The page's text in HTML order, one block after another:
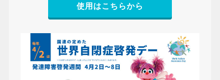
使用はこちらから